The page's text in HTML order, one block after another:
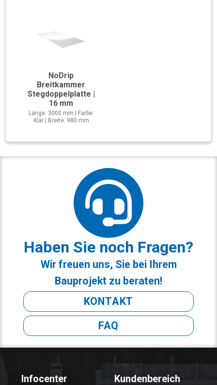
NoDrip
Breitkammer
Stegdoppelplatte |
16 mm
Länge: 3000 mm | Farbe:
Klar | Breite: 980 mm
Haben Sie noch Fragen?
Wir freuen uns, Sie bei Ihrem
Bauprojekt zu beraten!
KONTAKT
FAQ
Infocenter Kundenbereich